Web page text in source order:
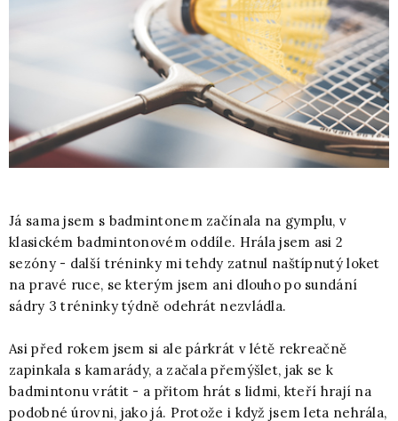
Já sama jsem s badmintonem začínala na gymplu, v
klasickém badmintonovém oddíle. Hrála jsem asi 2
sezóny - další tréninky mi tehdy zatnul naštípnutý loket
na pravé ruce, se kterým jsem ani dlouho po sundání
sádry 3 tréninky týdně odehrát nezvládla.
Asi před rokem jsem si ale párkrát v létě rekreačně
zapinkala s kamarády, a začala přemýšlet, jak se k
badmintonu vrátit - a přitom hrát s lidmi, kteří hrají na
podobné úrovni, jako já. Protože i když jsem leta nehrála,